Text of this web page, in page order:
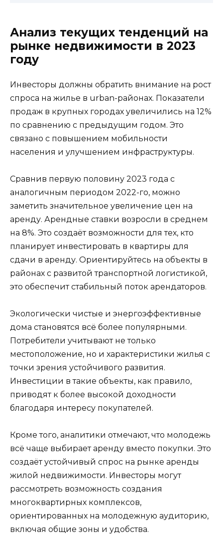
Анализ текущих тенденций на
рынке недвижимости в 2023
году
Инвесторы должны обратить внимание на рост
спроса на жилье в urban-районах. Показатели
продаж в крупных городах увеличились на 12%
по сравнению с предыдущим годом. Это
связано с повышением мобильности
населения и улучшением инфраструктуры.
Сравнив первую половину 2023 года с
аналогичным периодом 2022-го, можно
заметить значительное увеличение цен на
аренду. Арендные ставки возросли в среднем
на 8%. Это создаёт возможности для тех, кто
планирует инвестировать в квартиры для
сдачи в аренду. Ориентируйтесь на объекты в
районах с развитой транспортной логистикой,
это обеспечит стабильный поток арендаторов.
Экологически чистые и энергоэффективные
дома становятся всё более популярными.
Потребители учитывают не только
местоположение, но и характеристики жилья с
точки зрения устойчивого развития.
Инвестиции в такие объекты, как правило,
приводят к более высокой доходности
благодаря интересу покупателей.
Кроме того, аналитики отмечают, что молодежь
всё чаще выбирает аренду вместо покупки. Это
создаёт устойчивый спрос на рынке аренды
жилой недвижимости. Инвесторы могут
рассмотреть возможность создания
многоквартирных комплексов,
ориентированных на молодежную аудиторию,
включая общие зоны и удобства.